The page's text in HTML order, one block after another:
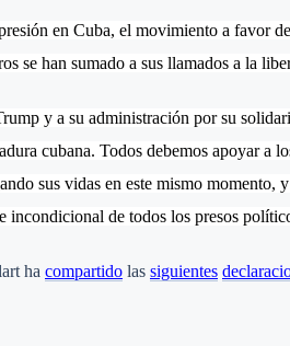
en Cuba, el movimiento a favor
se han sumado a sus llamados a la
y a su administración por su
cubana. Todos debemos apoyar a
sus vidas en este mismo
incondicional de todos los presos
ha compartido las siguientes